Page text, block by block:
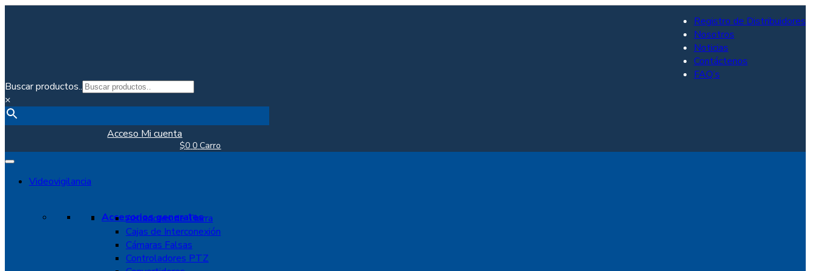
Registro de Distribuidores
Nosotros
Noticias
Contáctenos
FAQ’s
Buscar productos..
×
Acceso Mi cuenta
$0 0 Carro
Videovigilancia
Accesorios generales
Aisladores de Tierra
Cajas de Interconexión
Cámaras Falsas
Controladores PTZ